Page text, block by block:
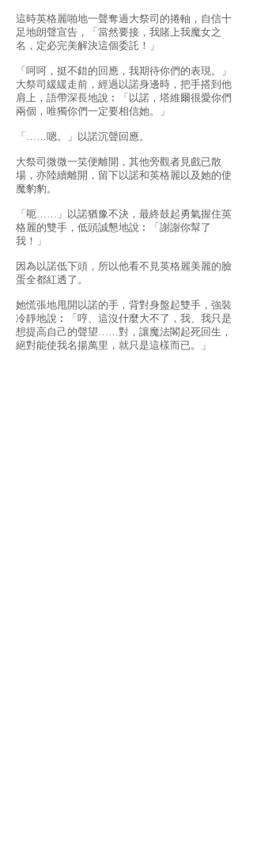
這時英格麗啪地一聲奪過大祭司的捲軸，自信十
足地朗聲宣告，「當然要接，我賭上我魔女之
名，定必完美解決這個委託！」
「呵呵，挺不錯的回應，我期待你們的表現。」
大祭司緩緩走前，經過以諾身邊時，把手搭到他
肩上，語帶深長地說︰「以諾，塔維爾很愛你們
兩個，唯獨你們一定要相信她。」
「……嗯。」以諾沉聲回應。
大祭司微微一笑便離開，其他旁觀者見戲已散
場，亦陸續離開，留下以諾和英格麗以及她的使
魔豹豹。
「呃……」以諾猶豫不決，最終鼓起勇氣握住英
格麗的雙手，低頭誠懇地說︰「謝謝你幫了
我！」
因為以諾低下頭，所以他看不見英格麗美麗的臉
蛋全都紅透了。
她慌張地甩開以諾的手，背對身盤起雙手，強裝
冷靜地說︰「哼、這沒什麼大不了，我、我只是
想提高自己的聲望……對，讓魔法閣起死回生，
絕對能使我名揚萬里，就只是這樣而已。」